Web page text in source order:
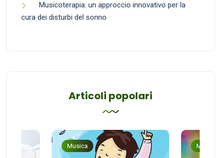
Musicoterapia: un approccio innovativo per la
cura dei disturbi del sonno
Articoli popolari
Musica Musica